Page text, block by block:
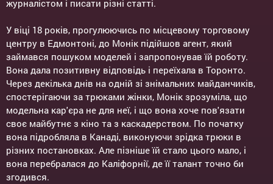
журналістом і писати різні статті.
У віці 18 років, прогулюючись по місцевому торговому
центру в Едмонтоні, до Монік підійшов агент, який
займався пошуком моделей і запропонував їй роботу.
Вона дала позитивну відповідь і переїхала в Торонто.
Через декілька днів на одній зі знімальних майданчиків,
спостерігаючи за трюками жінки, Монік зрозуміла, що
модельна кар'єра не для неї, і що вона хоче пов'язати
своє майбутнє з кіно та з каскадерством. По початку
вона підробляла в Канаді, виконуючи зрідка трюки в
різних постановках. Але пізніше їй стало цього мало, і
вона перебралася до Каліфорнії, де її талант точно би
згодився.